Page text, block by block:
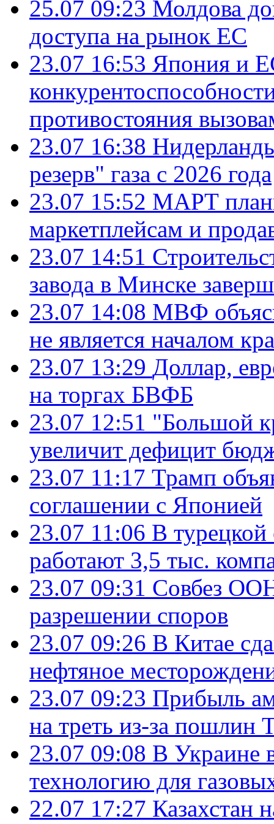
25.07 09:23 Молдова
доступа на рынок ЕС
23.07 16:53 Япония и
противостояния
23.07 16:38
резерв" газа с 2026 года
23.07 15:52 МАРТ
маркетплейсам и
23.07 14:51
завода в Минске
23.07 14:08 МВФ
не является началом
23.07 13:29 Доллар,
на торгах БВФБ
23.07 12:51 "Большой
увеличит дефицит
23.07 11:17 Трамп
соглашении с Японией
23.07 11:06 В
работают 3,5 тыс.
23.07 09:31 Совбез
разрешении споров
23.07 09:26 В Китае
нефтяное
23.07 09:23 Прибыль
на треть из-за пошлин
23.07 09:08 В Украине
технологию для
22.07 17:27 Казахстан